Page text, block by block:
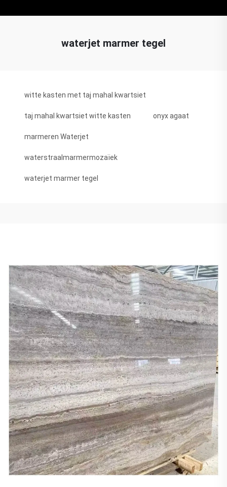
waterjet marmer tegel
witte kasten met taj mahal kwartsiet
taj mahal kwartsiet witte kasten onyx agaat
marmeren Waterjet
waterstraalmarmermozaïek
waterjet marmer tegel